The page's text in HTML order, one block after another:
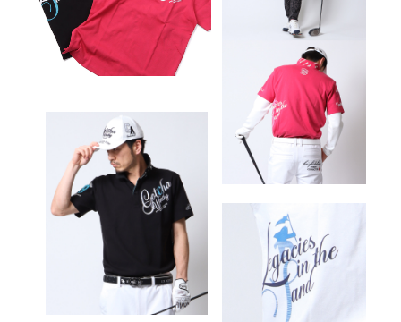
円 ～
並び順
サイズ
S
M
XXL
XXXL
29inc
30inc
32inc
34inc
36inc
38inc
KIDS